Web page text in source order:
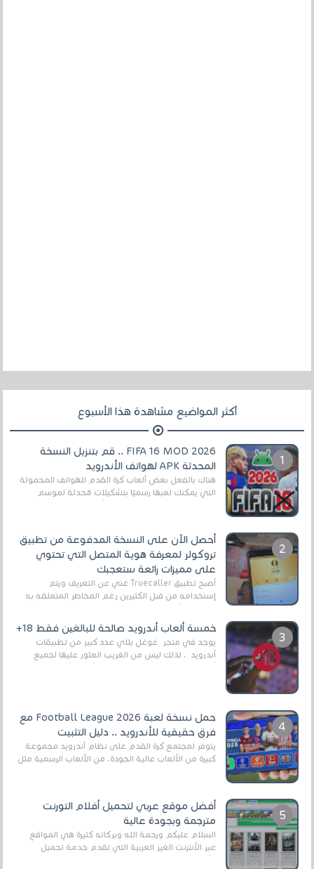
أكثر المواضيع مشاهدة هذا الأسبوع
FIFA 16 MOD 2026 .. قم بتنزيل النسخة
المحدثة APK لهواتف الأندرويد
هناك بالفعل بعض ألعاب كرة القدم للهواتف المحمولة
التي يمكنك لعبها رسميًا بتشكيلات مُحدثة لموسم
أحصل الآن على النسخة المدفوعة من تطبيق
تروكولر لمعرفة هوية المتصل التي تحتوي
على مميزات رائعة ستعجبك
أصبح تطبيق Truecaller غني عن التعريف ويتم
إستخدامه من قبل الكثيرين رغم المخاطر المتعلقه به
خمسة ألعاب أندرويد صالحة للبالغين فقط 18+
يوجد في متجر غوغل بلاي عدد كبير من تطبيقات
أندرويد ، لذلك ليس من الغريب العثور عليها لجميع
حمل نسخة لعبة Football League 2026 مع
فرق حقيقية للأندرويد .. دليل التثبيت
يتوفر لمجتمع كرة القدم على نظام أندرويد مجموعة
كبيرة من الألعاب عالية الجودة. من الألعاب الرسمية مثل
أفضل موقع عربي لتحميل أفلام التورنت
مترجمة وبجودة عالية
السلام عليكم ورحمة الله وبركاته كثيرة هي المواقع
عبر الأنترنت الغير العربية التي تقدم خدمة تحميل
الأفلام على التورنت ، ومعظم هذه المواقع ل...